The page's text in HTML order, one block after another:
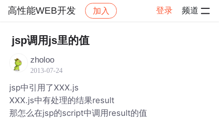
高性能WEB开发 加入 登录 频道
社区 高性能WEB开发
jsp调用js里的值
zholoo
2013-07-24
jsp中引用了XXX.js
XXX.js中有处理的结果result
那怎么在jsp的script中调用result的值